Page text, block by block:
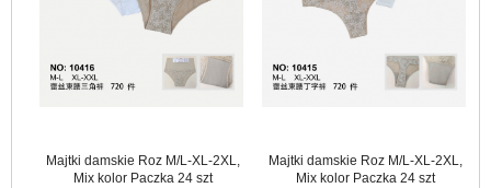
Majtki damskie Roz M/L-XL-2XL,
Mix kolor Paczka 24 szt
Majtki damskie Roz M/L-XL-2XL,
Mix kolor Paczka 24 szt